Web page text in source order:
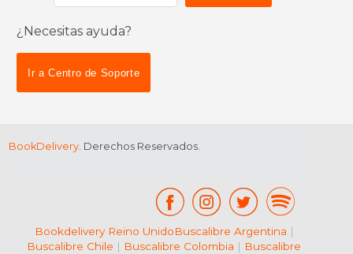
40%
¿Necesitas ayuda?
Ir a Centro de Soporte
BookDelivery. Derechos Reservados.
Bookdelivery Reino UnidoBuscalibre Argentina |
Buscalibre Chile | Buscalibre Colombia | Buscalibre